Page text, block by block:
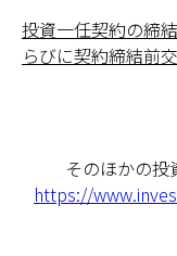
投資一任契約の締
らびに契約締結前
そのほかの投
https://